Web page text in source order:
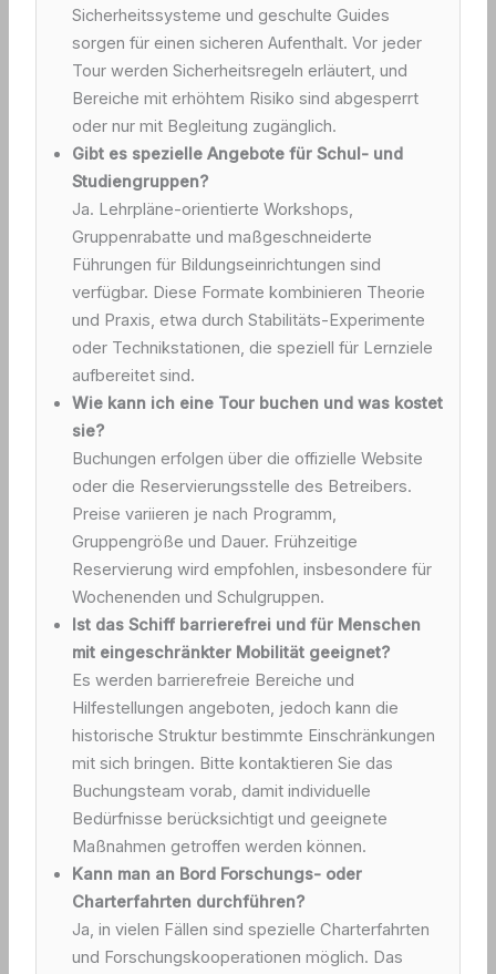
Sicherheitssysteme und geschulte Guides
sorgen für einen sicheren Aufenthalt. Vor jeder
Tour werden Sicherheitsregeln erläutert, und
Bereiche mit erhöhtem Risiko sind abgesperrt
oder nur mit Begleitung zugänglich.
Gibt es spezielle Angebote für Schul- und
Studiengruppen?
Ja. Lehrpläne-orientierte Workshops,
Gruppenrabatte und maßgeschneiderte
Führungen für Bildungseinrichtungen sind
verfügbar. Diese Formate kombinieren Theorie
und Praxis, etwa durch Stabilitäts-Experimente
oder Technikstationen, die speziell für Lernziele
aufbereitet sind.
Wie kann ich eine Tour buchen und was kostet
sie?
Buchungen erfolgen über die offizielle Website
oder die Reservierungsstelle des Betreibers.
Preise variieren je nach Programm,
Gruppengröße und Dauer. Frühzeitige
Reservierung wird empfohlen, insbesondere für
Wochenenden und Schulgruppen.
Ist das Schiff barrierefrei und für Menschen
mit eingeschränkter Mobilität geeignet?
Es werden barrierefreie Bereiche und
Hilfestellungen angeboten, jedoch kann die
historische Struktur bestimmte Einschränkungen
mit sich bringen. Bitte kontaktieren Sie das
Buchungsteam vorab, damit individuelle
Bedürfnisse berücksichtigt und geeignete
Maßnahmen getroffen werden können.
Kann man an Bord Forschungs- oder
Charterfahrten durchführen?
Ja, in vielen Fällen sind spezielle Charterfahrten
und Forschungskooperationen möglich. Das